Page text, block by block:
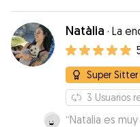
estava i el
Natàlia · La
Super Sitter
3 Usuarios
“Natalia es